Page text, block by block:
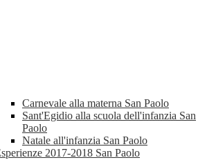
Carnevale alla materna San Paolo
Sant'Egidio alla scuola dell'infanzia San
Paolo
Natale all'infanzia San Paolo
2017-2018 San Paolo